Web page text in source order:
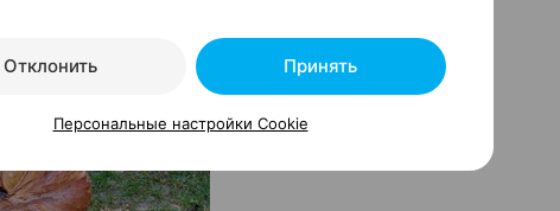
Отклонить Принять
Персональные настройки Cookie